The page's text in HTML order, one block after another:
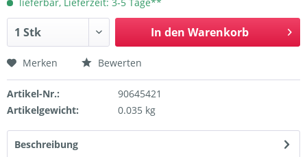
In den Warenkorb
Merken Bewerten
Artikel-Nr.:
90645421
Artikelgewicht:
0.035 kg
Beschreibung